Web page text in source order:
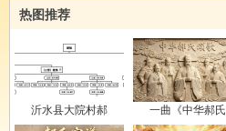
热图推荐
沂水县大院村郝 一曲《中华郝氏